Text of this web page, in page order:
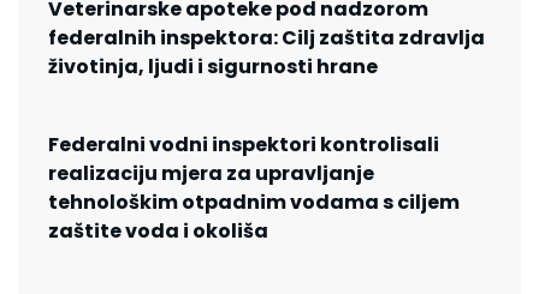
Veterinarske apoteke pod nadzorom
federalnih inspektora: Cilj zaštita zdravlja
životinja, ljudi i sigurnosti hrane
Federalni vodni inspektori kontrolisali
realizaciju mjera za upravljanje
tehnološkim otpadnim vodama s ciljem
zaštite voda i okoliša